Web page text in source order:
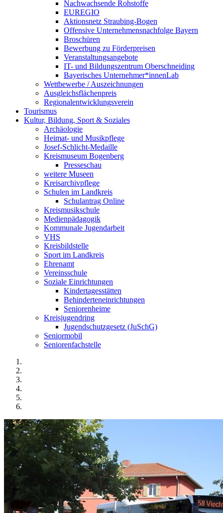
Nachwachsende Rohstoffe
EUREGIO
Aktionsnetz Straubing-Bogen
Offensive Unternehmensnachfolge Bayern
Broschüren
Bewerbung zu Förderpreisen
Veranstaltungsangebote
IT- und Bildungszentrum Oberschneiding
Bayerisches Unternehmer*innenLab
Wettbewerbe / Auszeichnungen
Ausgleichsflächenpreis
Regionalentwicklungsverein
Tourismus
Kultur, Bildung, Sport & Soziales
Archäologie
Heimat- und Musikpflege
Josef-Schlicht-Medaille
Kreismuseum Bogenberg
Presseschau
weitere Museen
Kreisarchivpflege
Schulen im Landkreis
Schulantrag Online
Kreismusikschule
Medienpädagogik
Kommunale Jugendarbeit
VHS
Kreisbildstelle
Sport im Landkreis
Ehrenamt
Vereinsschule
Soziale Einrichtungen
Kindertagesstätten
Behinderteneinrichtungen
Seniorenheime
Kreisjugendring
Jugendschutzgesetz (JuSchG)
Seniormobil
Seniorenfachstelle